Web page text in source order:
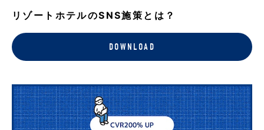
リゾートホテルのSNS施策とは？
DOWNLOAD